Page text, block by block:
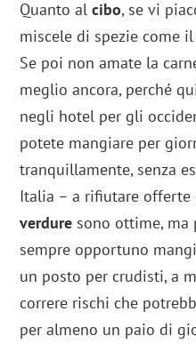
Quanto al cibo, se vi
miscele di spezie come
Se poi non amate la
meglio ancora, perché
negli hotel per gli
potete mangiare per
tranquillamente, senza
Italia – a rifiutare offerte
verdure sono ottime,
sempre opportuno
un posto per crudisti, a
correre rischi che
per almeno un paio di